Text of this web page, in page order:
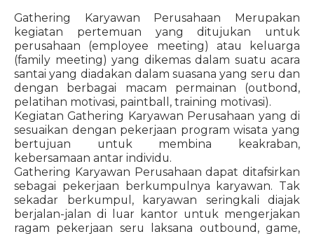
Gathering Karyawan Perusahaan Merupakan
kegiatan pertemuan yang ditujukan untuk
perusahaan (employee meeting) atau keluarga
(family meeting) yang dikemas dalam suatu acara
santai yang diadakan dalam suasana yang seru dan
dengan berbagai macam permainan (outbond,
pelatihan motivasi, paintball, training motivasi).
Kegiatan Gathering Karyawan Perusahaan yang di
sesuaikan dengan pekerjaan program wisata yang
bertujuan untuk membina keakraban,
kebersamaan antar individu.
Gathering Karyawan Perusahaan dapat ditafsirkan
sebagai pekerjaan berkumpulnya karyawan. Tak
sekadar berkumpul, karyawan seringkali diajak
berjalan-jalan di luar kantor untuk mengerjakan
ragam pekerjaan seru laksana outbound, game,